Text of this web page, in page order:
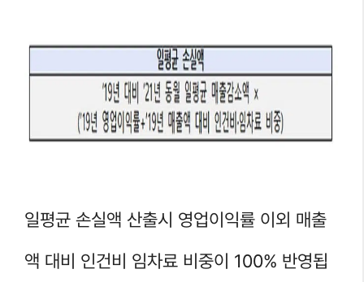
일평균 손실액 산출시 영업이익률 이외 매출
액 대비 인건비 임차료 비중이 100% 반영됩